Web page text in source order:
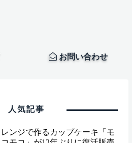
お問い合わせ
人気記事
レンジで作るカップケーキ「モ